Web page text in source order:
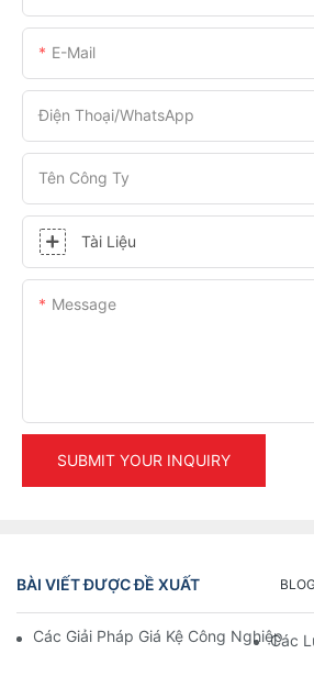
E-Mail
Điện Thoại/WhatsApp
Tên Công Ty
Tài Liệu
Message
SUBMIT YOUR INQUIRY
BÀI VIẾT ĐƯỢC ĐỀ XUẤT
Các Giải Pháp Giá Kệ Công NghiệpCác